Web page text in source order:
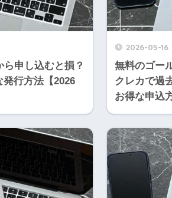
申し込むと損？
発行方法【2026
2026-05-16
無料のゴー
クレカで過
お得な申込